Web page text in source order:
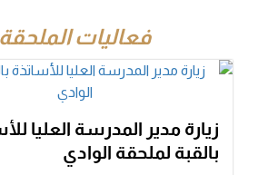
فعاليات الملحقة
زيارة مدير المدرسة العليا
بالقبة لملحقة الوادي